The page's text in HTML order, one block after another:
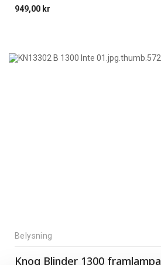
949,00 kr
Belysning
Knog Blinder 1300 framlampa